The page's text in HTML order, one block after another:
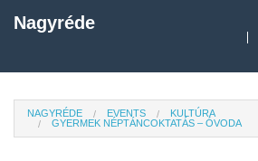
Nagyréde
NAGYRÉDE EVENTS
KULTÚRA
GYERMEK NÉPTÁNCOKTATÁS – ÓVODA